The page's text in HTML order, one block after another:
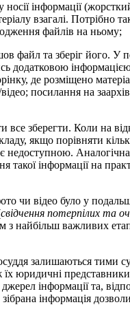
носії інформації
взагалі. Потрібно
файлів на ньому;
файл та зберіг його. У
додатковою
де розміщено
посилання на
зберегти. Коли на
якщо порівняти
Аналогічна
інформації на
чи відео було у
свідчення потерпілих та
найбільш важливих
залишаються тими
їх юридичні
інформації та,
інформація